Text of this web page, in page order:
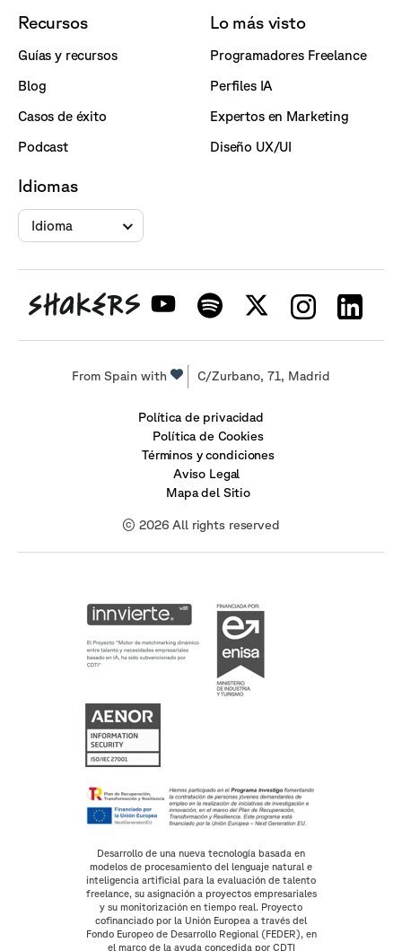
Recursos
Guías y recursos
Blog
Casos de éxito
Podcast
Lo más visto
Programadores Freelance
Perfiles IA
Expertos en Marketing
Diseño UX/UI
Idiomas
Idioma
From Spain with C/Zurbano, 71, Madrid
Política de privacidad
Política de Cookies
Términos y condiciones
Aviso Legal
Mapa del Sitio
© 2026 All rights reserved
Desarrollo de una nueva tecnología basada en
modelos de procesamiento del lenguaje natural e
inteligencia artificial para la evaluación de talento
freelance, su asignación a proyectos empresariales
y su monitorización en tiempo real. Proyecto
cofinanciado por la Unión Europea a través del
Fondo Europeo de Desarrollo Regional (FEDER), en
el marco de la ayuda concedida por CDTI